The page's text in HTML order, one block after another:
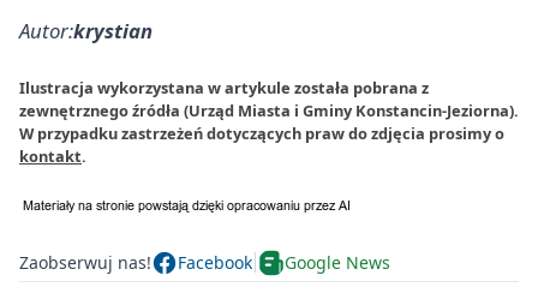
Autor:krystian
Ilustracja wykorzystana w artykule została pobrana z
zewnętrznego źródła (Urząd Miasta i Gminy Konstancin-Jeziorna).
W przypadku zastrzeżeń dotyczących praw do zdjęcia prosimy o
kontakt.
Zaobserwuj nas! Facebook Google News